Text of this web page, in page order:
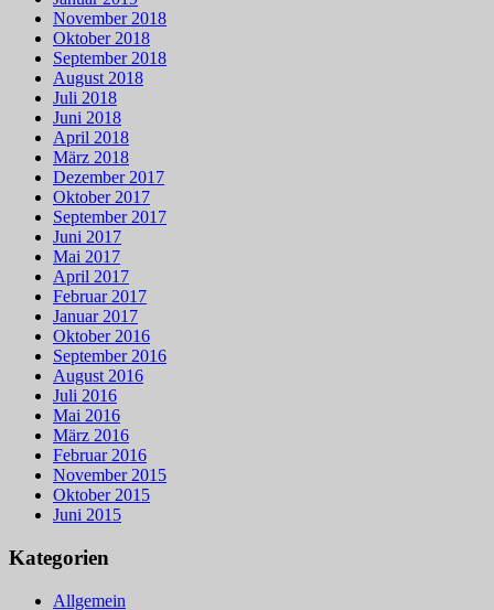
November 2018
Oktober 2018
September 2018
August 2018
Juli 2018
Juni 2018
April 2018
März 2018
Dezember 2017
Oktober 2017
September 2017
Juni 2017
Mai 2017
April 2017
Februar 2017
Januar 2017
Oktober 2016
September 2016
August 2016
Juli 2016
Mai 2016
März 2016
Februar 2016
November 2015
Oktober 2015
Juni 2015
Kategorien
Allgemein